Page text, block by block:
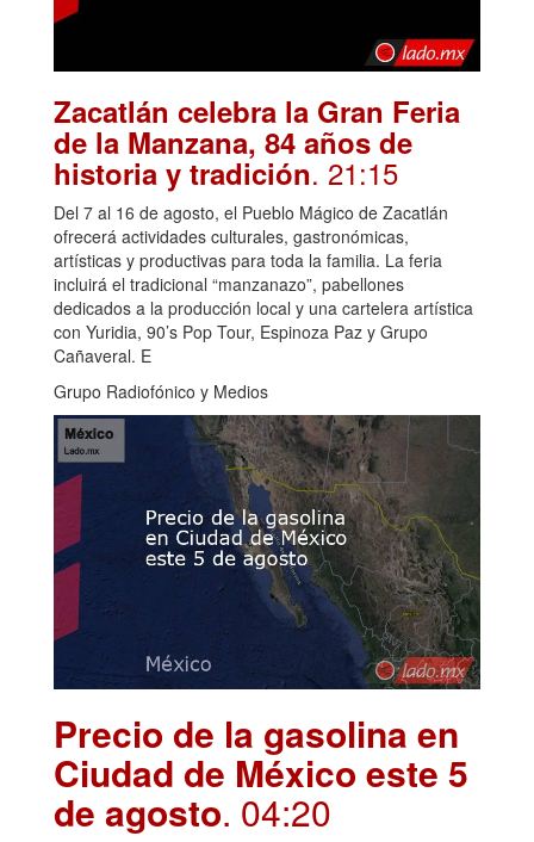
Zacatlán celebra la Gran Feria
de la Manzana, 84 años de
historia y tradición. 21:15
Del 7 al 16 de agosto, el Pueblo Mágico de Zacatlán
ofrecerá actividades culturales, gastronómicas,
artísticas y productivas para toda la familia. La feria
incluirá el tradicional “manzanazo”, pabellones
dedicados a la producción local y una cartelera artística
con Yuridia, 90’s Pop Tour, Espinoza Paz y Grupo
Cañaveral. E
Grupo Radiofónico y Medios
Precio de la gasolina en
Ciudad de México este 5
de agosto. 04:20